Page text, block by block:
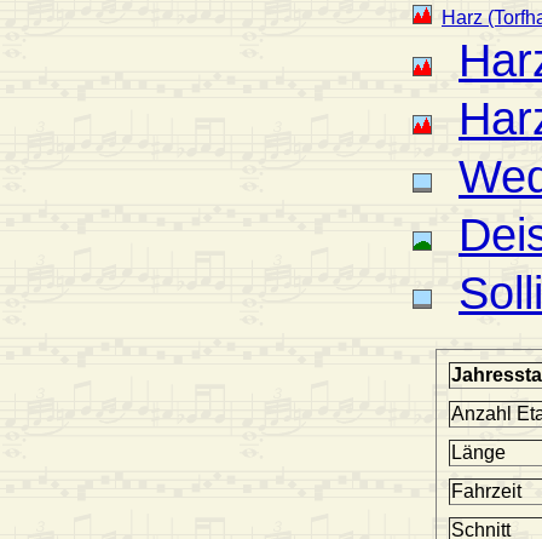
Harz
Anzahl
Länge
Fahrzeit
Schnitt